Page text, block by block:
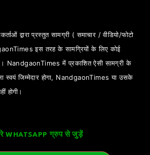
द्वारा प्रस्तुत सामग्री ( समाचार / वीडियो/फोटो
इस तरह के सामग्रियों के लिए कोई
NandgaonTimes में प्रकाशित ऐसी सामग्री के
स्वयं जिम्मेदार होगा, NandgaonTimes या उसके
होगी।
WHATSAPP ग्रुप से जुड़ें